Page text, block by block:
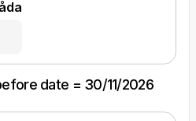
date = 30/11/2026